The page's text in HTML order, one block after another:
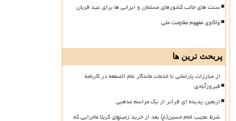
سنت های جالب کشورهای مسلمان و ایرانی ها برای عید قربان
واکاوی مفهوم مقاومت ملی
پربحث ترین ها
از مبارزات پارلمانی تا خدمات ماندگار عام المنفعه در کارنامه
فیروزآبادی
اربعین پدیده ای فراتر از یک مراسم مذهبی
شرط عجیب امام حسین(ع) بعد از خرید زمینهای کربلا ماجرایی که